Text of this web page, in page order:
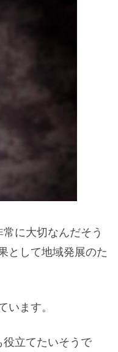
に大切なんだそう
として地域発展のた
ます。
立てたいそうで